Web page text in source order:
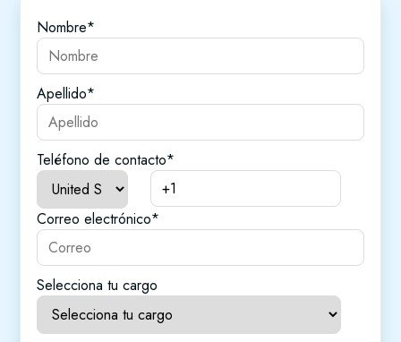
Nombre*
Apellido*
Teléfono de contacto*
Correo electrónico*
Selecciona tu cargo